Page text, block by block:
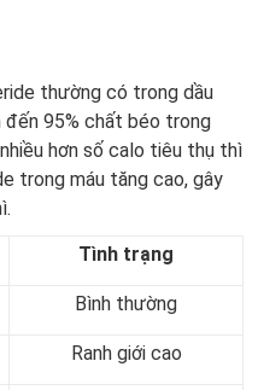
thường có trong dầu
95% chất béo trong
hơn số calo tiêu thụ thì
trong máu tăng cao, gây
Tình trạng
Bình thường
Ranh giới cao